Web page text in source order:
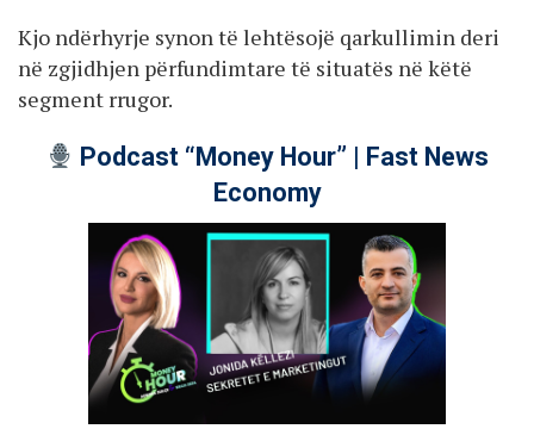
Kjo ndërhyrje synon të lehtësojë qarkullimin deri
në zgjidhjen përfundimtare të situatës në këtë
segment rrugor.
Podcast “Money Hour” | Fast News
Economy